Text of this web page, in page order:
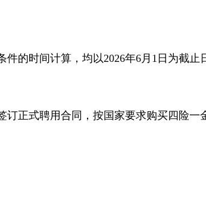
的时间计算，均以2026年6月1日为截止
正式聘用合同，按国家要求购买四险